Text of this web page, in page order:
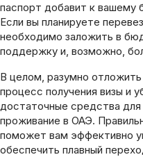
паспорт добавит к
Если вы планируете
необходимо заложить в
поддержку и, возможно,
В целом, разумно
процесс получения визы и
достаточные средства
проживание в ОАЭ.
поможет вам эффективно
обеспечить плавный